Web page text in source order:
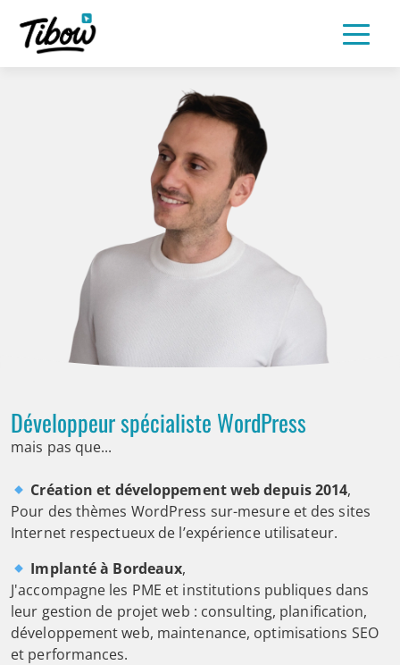
Développeur spécialiste WordPress
mais pas que...
Création et développement web depuis 2014,
Pour des thèmes WordPress sur-mesure et des sites
Internet respectueux de l’expérience utilisateur.
Implanté à Bordeaux,
J'accompagne les PME et institutions publiques dans
leur gestion de projet web : consulting, planification,
développement web, maintenance, optimisations SEO
et performances.